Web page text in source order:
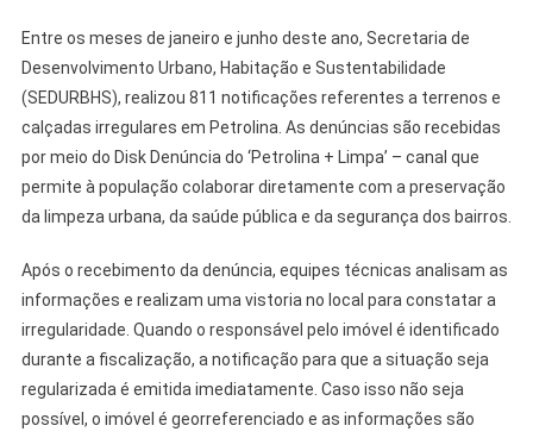
Entre os meses de janeiro e junho deste ano, Secretaria de
Desenvolvimento Urbano, Habitação e Sustentabilidade
(SEDURBHS), realizou 811 notificações referentes a terrenos e
calçadas irregulares em Petrolina. As denúncias são recebidas
por meio do Disk Denúncia do ‘Petrolina + Limpa’ – canal que
permite à população colaborar diretamente com a preservação
da limpeza urbana, da saúde pública e da segurança dos bairros.
Após o recebimento da denúncia, equipes técnicas analisam as
informações e realizam uma vistoria no local para constatar a
irregularidade. Quando o responsável pelo imóvel é identificado
durante a fiscalização, a notificação para que a situação seja
regularizada é emitida imediatamente. Caso isso não seja
possível, o imóvel é georreferenciado e as informações são